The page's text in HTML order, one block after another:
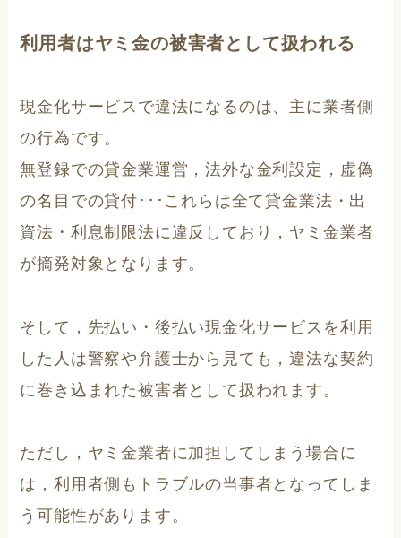
利用者はヤミ金の被害者として扱われる
現金化サービスで違法になるのは、主に業者側
の行為です。
無登録での貸金業運営，法外な金利設定，虚偽
の名目での貸付･･･これらは全て貸金業法・出
資法・利息制限法に違反しており，ヤミ金業者
が摘発対象となります。
そして，先払い・後払い現金化サービスを利用
した人は警察や弁護士から見ても，違法な契約
に巻き込まれた被害者として扱われます。
ただし，ヤミ金業者に加担してしまう場合に
は，利用者側もトラブルの当事者となってしま
う可能性があります。